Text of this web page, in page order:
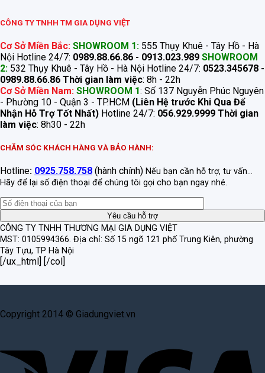
CÔNG TY TNHH TM GIA DỤNG VIỆT
Cơ Sở Miền Bắc: SHOWROOM 1: 555 Thụy Khuê - Tây Hồ - Hà
Nội Hotline 24/7: 0989.88.66.86 - 0913.023.989 SHOWROOM
2: 532 Thụy Khuê - Tây Hồ - Hà Nội Hotline 24/7: 0523.345678 -
0989.88.66.86 Thời gian làm việc: 8h - 22h
Cơ Sở Miền Nam: SHOWROOM 1: Số 137 Nguyễn Phúc Nguyên
- Phường 10 - Quận 3 - TP.HCM (Liên Hệ trước Khi Qua Để
Nhận Hỗ Trợ Tốt Nhất) Hotline 24/7: 056.929.9999 Thời gian
làm việc: 8h30 - 22h
CHĂM SÓC KHÁCH HÀNG VÀ BẢO HÀNH:
Hotline: 0925.758.758 (hành chính) Nếu bạn cần hỗ trợ, tư vấn...
Hãy để lại số điện thoại để chúng tôi gọi cho bạn ngay nhé.
CÔNG TY TNHH THƯƠNG MẠI GIA DỤNG VIỆT
MST: 0105994366. Địa chỉ: Số 15 ngõ 121 phố Trung Kiên, phường
Tây Tựu, TP Hà Nội
[/ux_html] [/col]
Copyright 2014 © Giadungviet.vn